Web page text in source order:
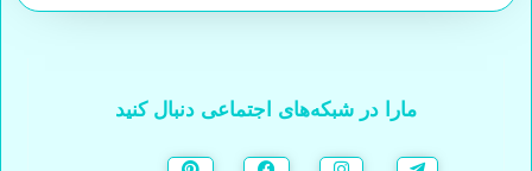
مارا در شبکه‌های اجتماعی دنبال کنید